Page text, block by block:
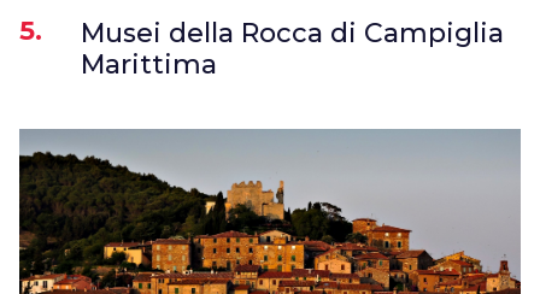
5.
Musei della Rocca di Campiglia
Marittima